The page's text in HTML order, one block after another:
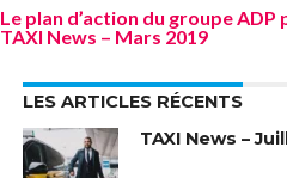
Le plan d’action du groupe ADP
TAXI News – Mars 2019
LES ARTICLES RÉCENTS
TAXI News –